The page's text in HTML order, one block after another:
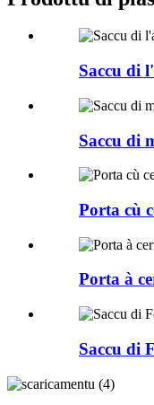
Saccu di
Saccu di
Porta cù
Porta à
Saccu di